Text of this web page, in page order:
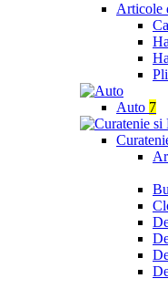
Articole
Auto 7